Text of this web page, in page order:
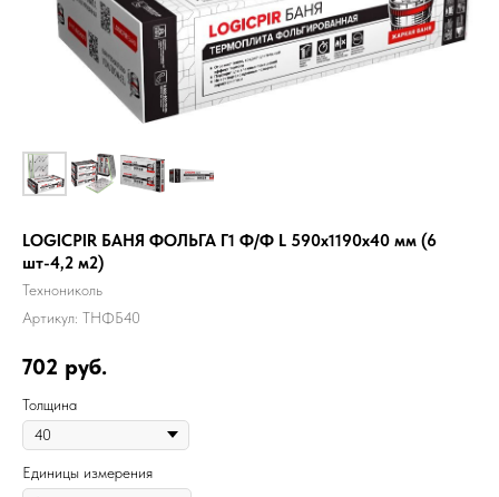
LOGICPIR БАНЯ ФОЛЬГА Г1 Ф/Ф L 590x1190x40 мм (6
шт-4,2 м2)
Технониколь
Артикул: ТНФБ40
702 руб.
Толщина
Единицы измерения